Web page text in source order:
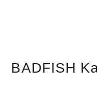
BADFISH